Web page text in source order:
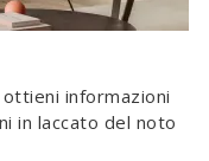
ottieni informazioni
in laccato del noto